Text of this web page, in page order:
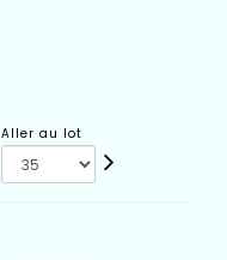
Aller au lot